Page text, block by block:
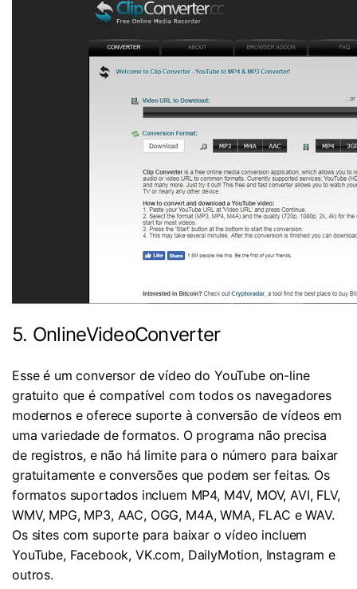
5. OnlineVideoConverter
Esse é um conversor de vídeo do YouTube on-line
gratuito que é compatível com todos os navegadores
modernos e oferece suporte à conversão de vídeos em
uma variedade de formatos. O programa não precisa
de registros, e não há limite para o número para baixar
gratuitamente e conversões que podem ser feitas. Os
formatos suportados incluem MP4, M4V, MOV, AVI, FLV,
WMV, MPG, MP3, AAC, OGG, M4A, WMA, FLAC e WAV.
Os sites com suporte para baixar o vídeo incluem
YouTube, Facebook, VK.com, DailyMotion, Instagram e
outros.